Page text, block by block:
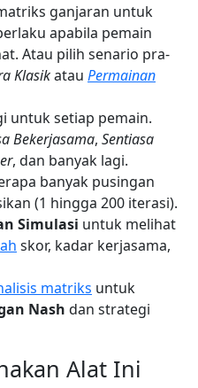
ganjaran untuk
apabila pemain
Atau pilih senario pra-
Klasikatau Permainan
untuk setiap pemain.
Bekerjasama, Sentiasa
, dan banyak lagi.
banyak pusingan
(1 hingga 200 iterasi).
Simulasi untuk melihat
skor, kadar kerjasama,
matriks untuk
Nash dan strategi
Alat Ini